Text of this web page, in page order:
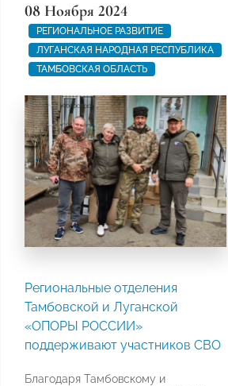
08 Ноября 2024
РЕГИОНАЛЬНОЕ РАЗВИТИЕ
ЛУГАНСКАЯ НАРОДНАЯ РЕСПУБЛИКА
ТАМБОВСКАЯ ОБЛАСТЬ
Региональные отделения
Тамбовской и Луганской
«ОПОРЫ РОССИИ»
поддерживают участников СВО
Благодаря Тамбовскому и